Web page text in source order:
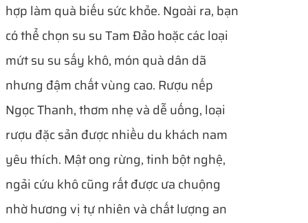
hợp làm quà biếu sức khỏe. Ngoài ra, bạn
có thể chọn su su Tam Đảo hoặc các loại
mứt su su sấy khô, món quà dân dã
nhưng đậm chất vùng cao. Rượu nếp
Ngọc Thanh, thơm nhẹ và dễ uống, loại
rượu đặc sản được nhiều du khách nam
yêu thích. Mật ong rừng, tinh bột nghệ,
ngải cứu khô cũng rất được ưa chuộng
nhờ hương vị tự nhiên và chất lượng an